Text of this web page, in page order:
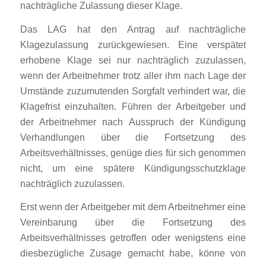
nachträgliche Zulassung dieser Klage.
Das LAG hat den Antrag auf nachträgliche
Klagezulassung zurückgewiesen. Eine verspätet
erhobene Klage sei nur nachträglich zuzulassen,
wenn der Arbeitnehmer trotz aller ihm nach Lage der
Umstände zuzumutenden Sorgfalt verhindert war, die
Klagefrist einzuhalten. Führen der Arbeitgeber und
der Arbeitnehmer nach Ausspruch der Kündigung
Verhandlungen über die Fortsetzung des
Arbeitsverhältnisses, genüge dies für sich genommen
nicht, um eine spätere Kündigungsschutzklage
nachträglich zuzulassen.
Erst wenn der Arbeitgeber mit dem Arbeitnehmer eine
Vereinbarung über die Fortsetzung des
Arbeitsverhältnisses getroffen oder wenigstens eine
diesbezügliche Zusage gemacht habe, könne von